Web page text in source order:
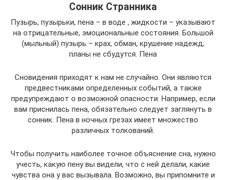
Сонник Странника
Пузырь, пузырьки, пена – в воде , жидкости – указывают
на отрицательные, эмоциональные состояния. Большой
(мыльный) пузырь – крах, обман, крушение надежд;
планы не сбудутся. Пена
Сновидения приходят к нам не случайно. Они являются
предвестниками определенных событий, а также
предупреждают о возможной опасности. Например, если
вам приснилась пена, обязательно следует заглянуть в
сонник. Пена в ночных грезах имеет множество
различных толкований.
Чтобы получить наиболее точное объяснение сна, нужно
учесть, какую пену вы видели, что с ней делали, какие
чувства она у вас вызывала. Возможно, вы припомните и